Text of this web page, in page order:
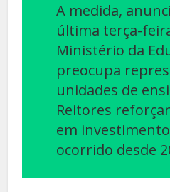
A medida,
última terça-
Ministério da
preocupa
unidades de
Reitores
em
ocorrido desde